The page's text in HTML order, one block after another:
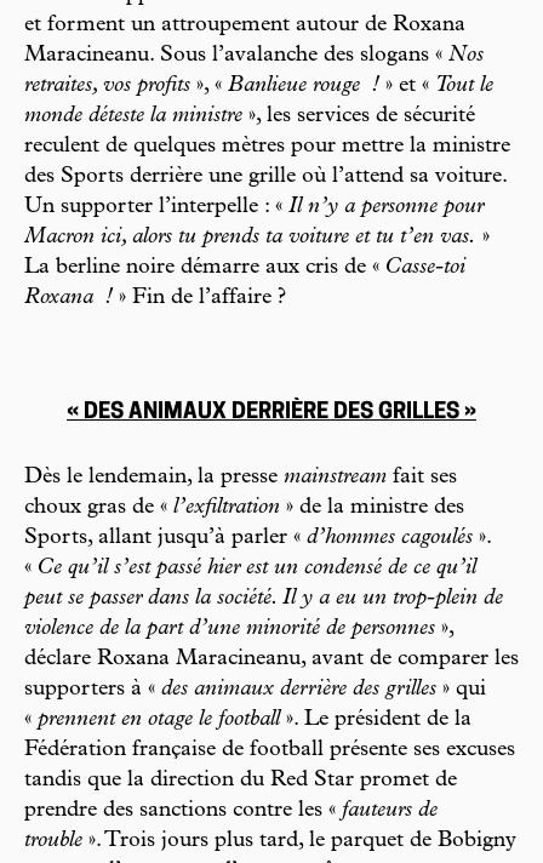
et forment un attroupement autour de Roxana
Maracineanu. Sous l’avalanche des slogans « Nos
retraites, vos profits », « Banlieue rouge ! » et « Tout le
monde déteste la ministre », les services de sécurité
reculent de quelques mètres pour mettre la ministre
des Sports derrière une grille où l’attend sa voiture.
Un supporter l’interpelle : « Il n’y a personne pour
Macron ici, alors tu prends ta voiture et tu t’en vas. »
La berline noire démarre aux cris de « Casse-toi
Roxana ! » Fin de l’affaire ?
« DES ANIMAUX DERRIÈRE DES GRILLES »
Dès le lendemain, la presse mainstream fait ses
choux gras de « l’exfiltration » de la ministre des
Sports, allant jusqu’à parler « d’hommes cagoulés ».
« Ce qu’il s’est passé hier est un condensé de ce qu’il
peut se passer dans la société. Il y a eu un trop-plein de
violence de la part d’une minorité de personnes »,
déclare Roxana Maracineanu, avant de comparer les
supporters à « des animaux derrière des grilles » qui
« prennent en otage le football». Le président de la
Fédération française de football présente ses excuses
tandis que la direction du Red Star promet de
prendre des sanctions contre les « fauteurs de
trouble ». Trois jours plus tard, le parquet de Bobigny